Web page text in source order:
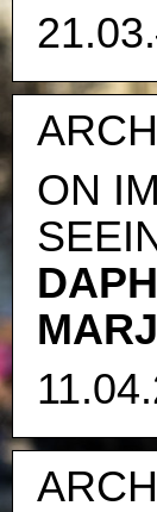
ON